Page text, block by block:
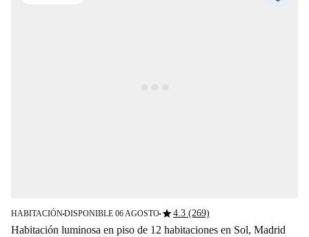
HABITACIÓN■DISPONIBLE 06 AGOSTO■star4.3 (269)
Habitación luminosa en piso de 12 habitaciones en Sol, Madrid